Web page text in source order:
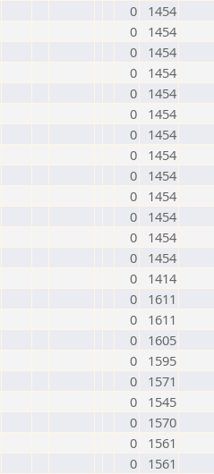
0
1454
0
1454
0
1454
0
1454
0
1454
0
1454
0
1454
0
1454
0
1454
0
1454
0
1454
0
1454
0
1454
0
1414
0
1611
0
1611
0
1605
0
1595
0
1571
0
1545
0
1570
0
1561
0
1561